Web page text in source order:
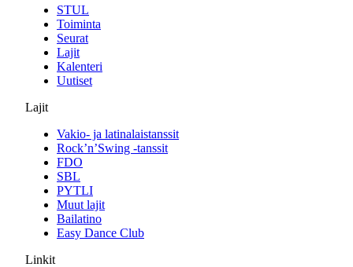
STUL
Toiminta
Seurat
Lajit
Kalenteri
Uutiset
Lajit
Vakio- ja latinalaistanssit
Rock’n’Swing -tanssit
FDO
SBL
PYTLI
Muut lajit
Bailatino
Easy Dance Club
Linkit